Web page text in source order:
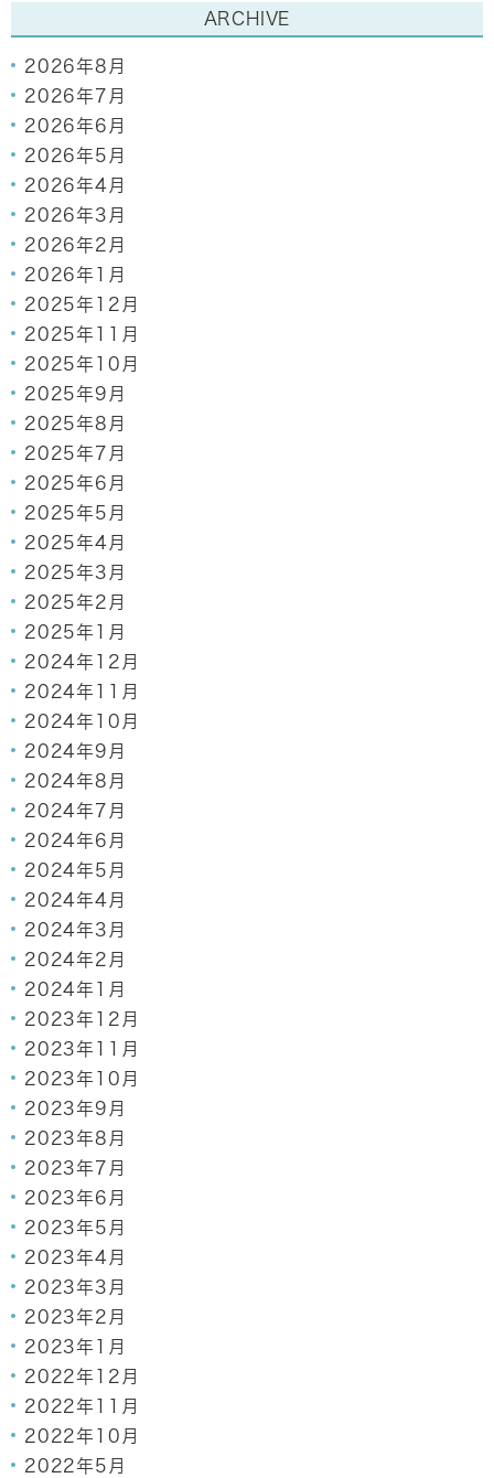
ARCHIVE
2026年8月
2026年7月
2026年6月
2026年5月
2026年4月
2026年3月
2026年2月
2026年1月
2025年12月
2025年11月
2025年10月
2025年9月
2025年8月
2025年7月
2025年6月
2025年5月
2025年4月
2025年3月
2025年2月
2025年1月
2024年12月
2024年11月
2024年10月
2024年9月
2024年8月
2024年7月
2024年6月
2024年5月
2024年4月
2024年3月
2024年2月
2024年1月
2023年12月
2023年11月
2023年10月
2023年9月
2023年8月
2023年7月
2023年6月
2023年5月
2023年4月
2023年3月
2023年2月
2023年1月
2022年12月
2022年11月
2022年10月
2022年5月